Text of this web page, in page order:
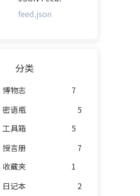
feed.json
分类
博物志
7
密语瓶
5
工具箱
5
授言册
7
收藏夹
1
日记本
2